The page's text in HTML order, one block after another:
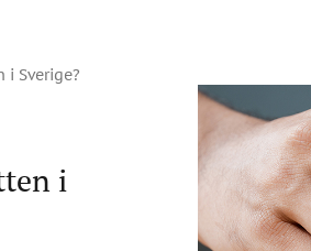
i Sverige?
i